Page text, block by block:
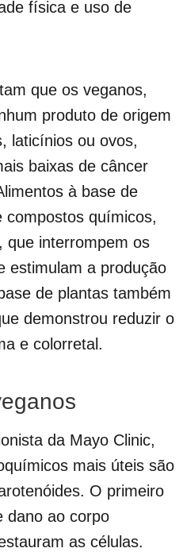
física e uso de
que os veganos,
produto de origem
laticínios ou ovos,
baixas de câncer
à base de
compostos químicos,
que interrompem os
estimulam a produção
de plantas também
demonstrou reduzir o
e colorretal.
da Mayo Clinic,
mais úteis são
O primeiro
dano ao corpo
as células.